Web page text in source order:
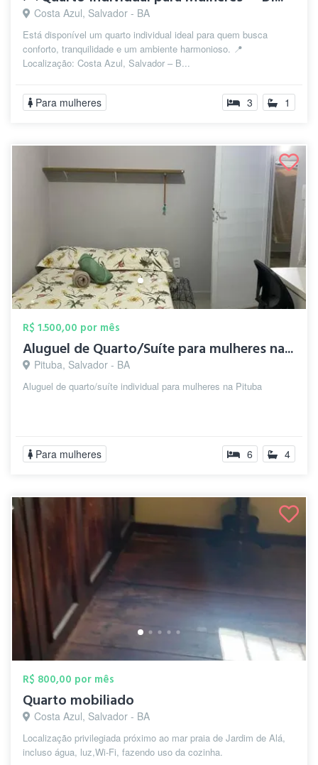
Costa Azul, Salvador - BA
Está disponível um quarto individual ideal para quem busca
conforto, tranquilidade e um ambiente harmonioso. 📍
Localização: Costa Azul, Salvador – B...
Para mulheres 3 1
R$ 1.500,00 por mês
Aluguel de Quarto/Suíte para mulheres na...
Pituba, Salvador - BA
Aluguel de quarto/suíte individual para mulheres na Pituba
Para mulheres 6 4
R$ 800,00 por mês
Quarto mobiliado
Costa Azul, Salvador - BA
Localização privilegiada próximo ao mar praia de Jardim de Alá,
incluso água, luz,Wi-Fi, fazendo uso da cozinha.